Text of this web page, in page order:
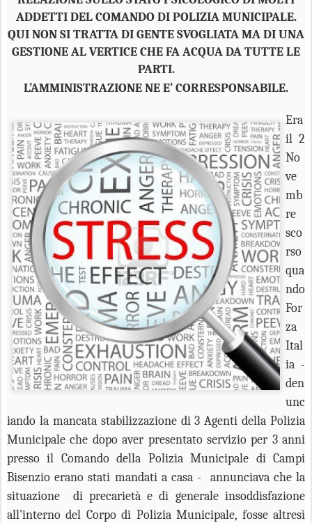
ADDETTI DEL COMANDO DI POLIZIA MUNICIPALE.
QUI NON SI TRATTA DI GENTE SVOGLIATA MA DI UNA
GESTIONE AL VERTICE CHE FA ACQUA DA TUTTE LE
PARTI.
L’AMMINISTRAZIONE NE E’ CORRESPONSABILE.
Era
il 2
No
ve
mb
re
sco
rso
qua
ndo
For
za
Ital
ia -
den
unc
iando la mancata stabilizzazione di 3 Agenti della Polizia
Municipale che dopo aver presentato servizio per 3 anni
presso il Comando della Polizia Municipale di Campi
Bisenzio erano stati mandati a casa - annunciava che la
situazione
di precarietà e di generale insoddisfazione
all'interno del Corpo di Polizia Municipale, fosse altresì